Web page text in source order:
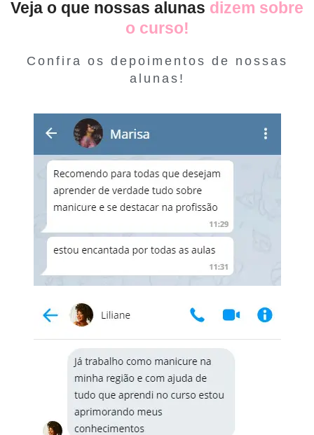
Veja o que nossas alunas dizem sobre
o curso!
Confira os depoimentos de nossas
alunas!